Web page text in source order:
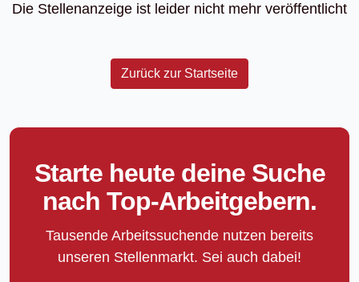
Die Stellenanzeige ist leider nicht mehr veröffentlicht
Zurück zur Startseite
Starte heute deine Suche
nach Top-Arbeitgebern.
Tausende Arbeitssuchende nutzen bereits
unseren Stellenmarkt. Sei auch dabei!